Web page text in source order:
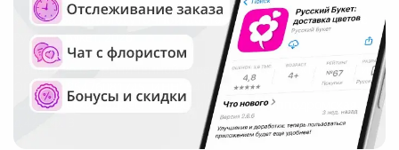
Служба круглосуточной доставки цветов в Обнинске
Русский Букет, 2026
Общество с ограниченной ответственностью «Технология»
ОГРН: 1195476081745, ИНН: 5410081997
Юридический адрес: г. Новосибирск, ул. Ипподромская,